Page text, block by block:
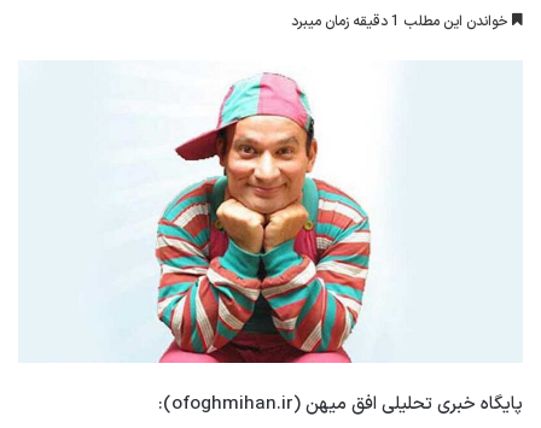
خواندن این مطلب 1 دقیقه زمان میبرد
پایگاه خبری تحلیلی افق میهن (ofoghmihan.ir):